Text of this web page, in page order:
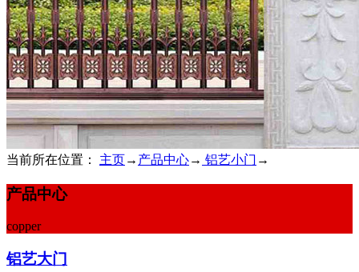
当前所在位置： 主页→ 产品中心→ 铝艺小门 →
产品中心
copper
铝艺大门